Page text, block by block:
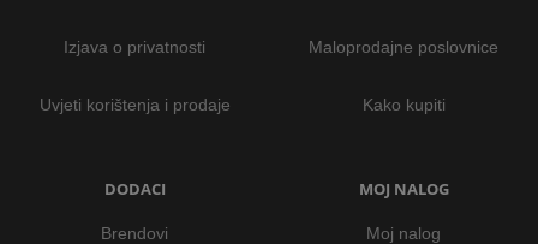
Izjava o privatnosti
Uvjeti korištenja i prodaje
Maloprodajne poslovnice
Kako kupiti
DODACI
Brendovi
MOJ NALOG
Moj nalog